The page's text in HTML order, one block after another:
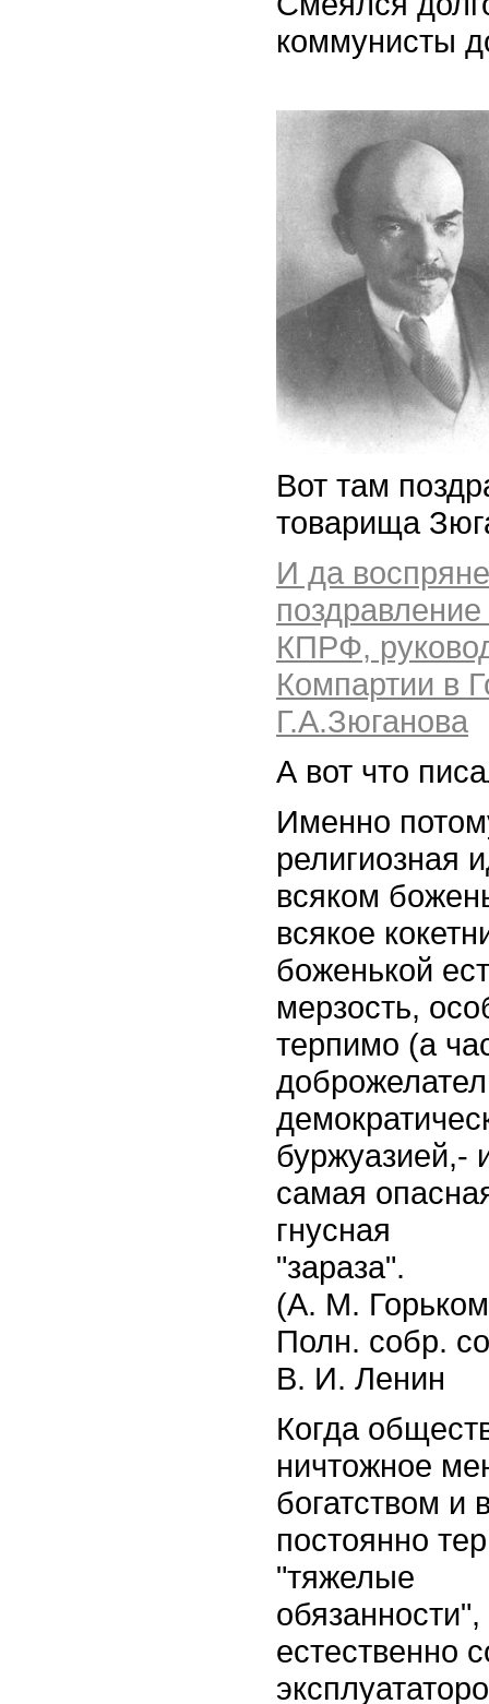
коммунисты
Вот там
товарища
И да
КПРФ,
Компартии в
Г.А.Зюганова
А вот что
Именно
религиозная
всяком
всякое
боженькой
мерзость,
терпимо (а
буржуазией,-
самая
гнусная
"зараза".
(А. М.
Полн. собр.
В. И. Ленин
Когда
ничтожное
богатством и
постоянно
"тяжелые
естественно